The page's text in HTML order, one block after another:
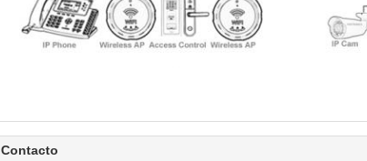
Contacto